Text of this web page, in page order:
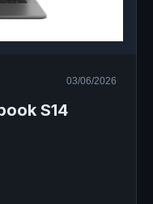
03/06/2026
S14